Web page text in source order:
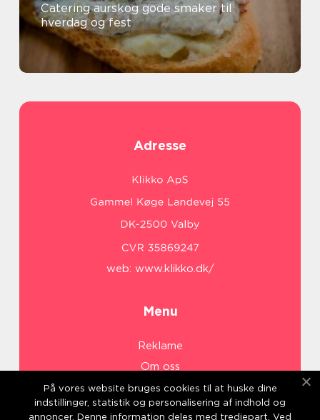
Catering aurskog gode smaker til
hverdag og fest
Adresse
web: www.klikko.dk/
Menu
Reklame
Om oss
Cookies
Kontakt Oss
På vores website bruges cookies til at huske dine
indstillinger, statistik og personalisering af indhold og
annoncer. Denne information deles med tredjepart. Ved